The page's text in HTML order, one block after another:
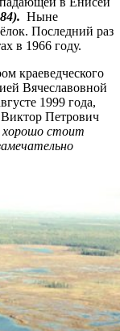
Ныне
Последний раз
в 1966 году.
краеведческого
Вячеславовной
1999 года,
Петрович
хорошо стоит